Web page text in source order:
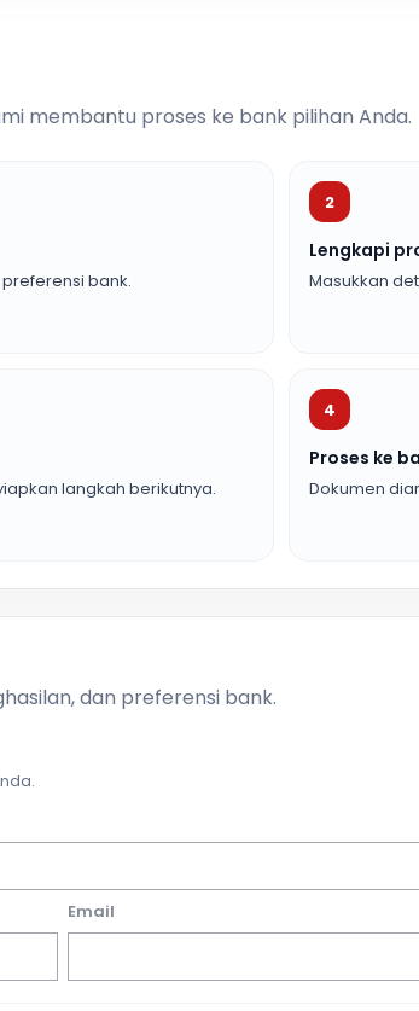
membantu proses ke bank pilihan Anda.
bank.
2
Lengkapi
Masukkan
langkah berikutnya.
4
Proses ke
Dokumen
dan preferensi bank.
Email